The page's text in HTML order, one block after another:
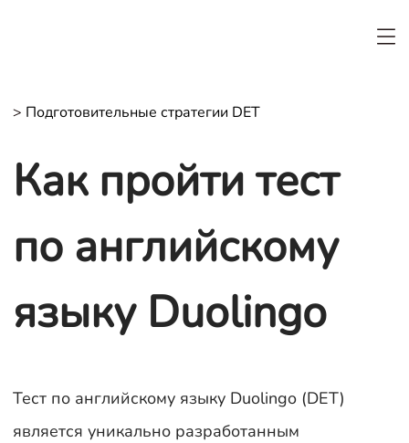
> Подготовительные стратегии DET
Как пройти тест
по английскому
языку Duolingo
Тест по английскому языку Duolingo (DET)
является уникально разработанным